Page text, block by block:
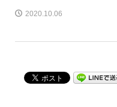
2020.10.06